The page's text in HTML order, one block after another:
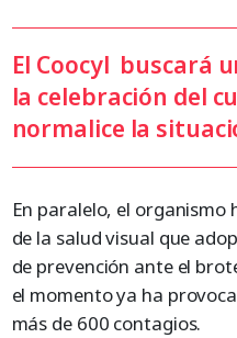
El Coocyl buscará
la celebración del
normalice la
En paralelo, el organismo
de la salud visual que
de prevención ante el
el momento ya ha
más de 600 contagios.